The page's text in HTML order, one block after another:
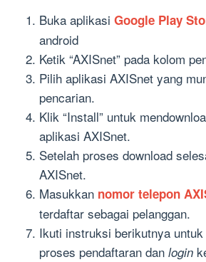
Buka aplikasi Google Play
android
Ketik “AXISnet” pada kolom
Pilih aplikasi AXISnet yang
pencarian.
Klik “Install” untuk
aplikasi AXISnet.
Setelah proses download
AXISnet.
Masukkan nomor telepon
terdaftar sebagai pelanggan.
Ikuti instruksi berikutnya
proses pendaftaran dan login